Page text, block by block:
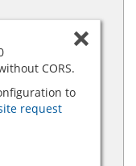
CORS.
to
request